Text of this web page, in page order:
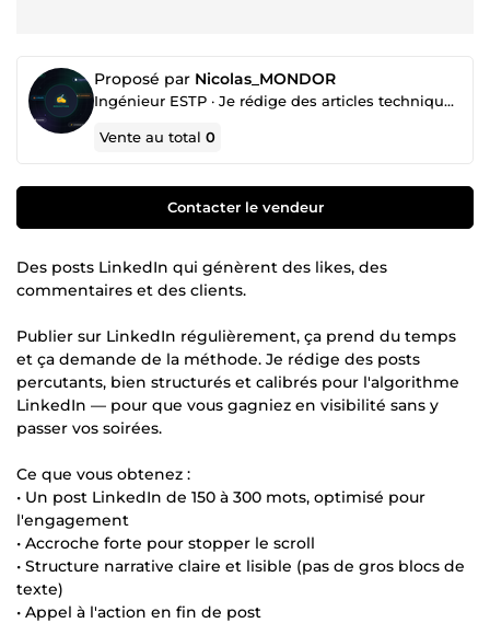
Proposé par Nicolas_MONDOR
Ingénieur ESTP · Je rédige des articles techniques et B2B qui font autorité dans votre secteur.
Vente au total0
Contacter le vendeur
Des posts LinkedIn qui génèrent des likes, des
commentaires et des clients.
Publier sur LinkedIn régulièrement, ça prend du temps
et ça demande de la méthode. Je rédige des posts
percutants, bien structurés et calibrés pour l'algorithme
LinkedIn — pour que vous gagniez en visibilité sans y
passer vos soirées.
Ce que vous obtenez :
• Un post LinkedIn de 150 à 300 mots, optimisé pour
l'engagement
• Accroche forte pour stopper le scroll
• Structure narrative claire et lisible (pas de gros blocs de
texte)
• Appel à l'action en fin de post